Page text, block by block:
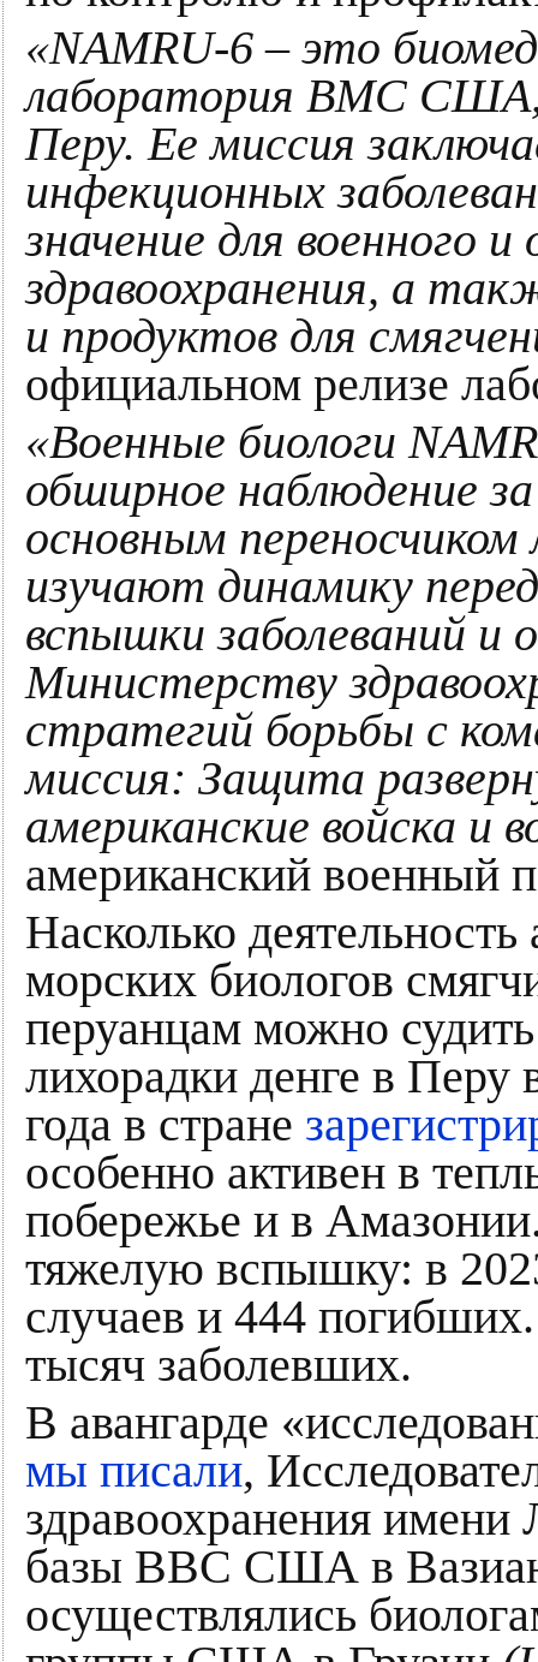
«NAMRU-6 – это
лаборатория ВМС США,
Перу. Ее миссия
инфекционных
значение для военного
здравоохранения, а
и продуктов для
официальном релизе
«Военные биологи
обширное наблюдение
основным переносчиком
изучают динамику
вспышки заболеваний
Министерству
стратегий борьбы с
миссия: Защита
американские войска и
американский военный
Насколько
морских биологов
перуанцам можно
лихорадки денге в Перу
года в стране
особенно активен в
побережье и в
тяжелую вспышку: в
случаев и 444
тысяч заболевших.
В авангарде
мы писали,
здравоохранения имени
базы ВВС США в
осуществлялись